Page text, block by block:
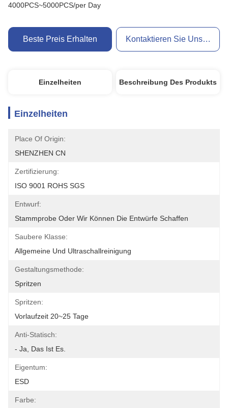
4000PCS~5000PCS/per Day
Beste Preis Erhalten Kontaktieren Sie Uns Jetzt
Einzelheiten Beschreibung Des Produkts
Einzelheiten
Place Of Origin:
SHENZHEN CN
Zertifizierung:
ISO 9001 ROHS SGS
Entwurf:
Stammprobe Oder Wir Können Die Entwürfe Schaffen
Saubere Klasse:
Allgemeine Und Ultraschallreinigung
Gestaltungsmethode:
Spritzen
Spritzen:
Vorlaufzeit 20~25 Tage
Anti-Statisch:
- Ja, Das Ist Es.
Eigentum:
ESD
Farbe: